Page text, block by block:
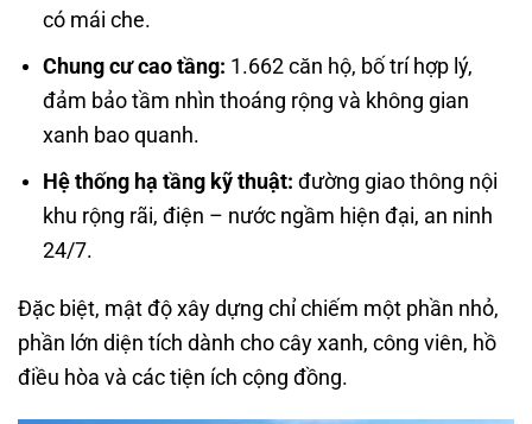
có mái che.
Chung cư cao tầng: 1.662 căn hộ, bố trí hợp lý,
đảm bảo tầm nhìn thoáng rộng và không gian
xanh bao quanh.
Hệ thống hạ tầng kỹ thuật: đường giao thông nội
khu rộng rãi, điện – nước ngầm hiện đại, an ninh
24/7.
Đặc biệt, mật độ xây dựng chỉ chiếm một phần nhỏ,
phần lớn diện tích dành cho cây xanh, công viên, hồ
điều hòa và các tiện ích cộng đồng.